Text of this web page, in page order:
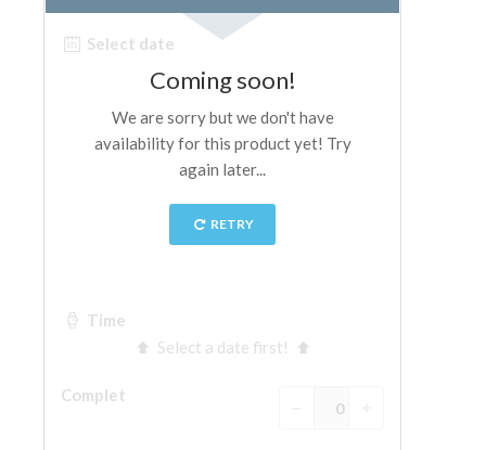
Le Jardin de Boboli
La tour d'Arnolfo
Le Corridor de Vasari
Le Palazzo Vecchio
Santa Maria Novella
Réserver une visite guidée